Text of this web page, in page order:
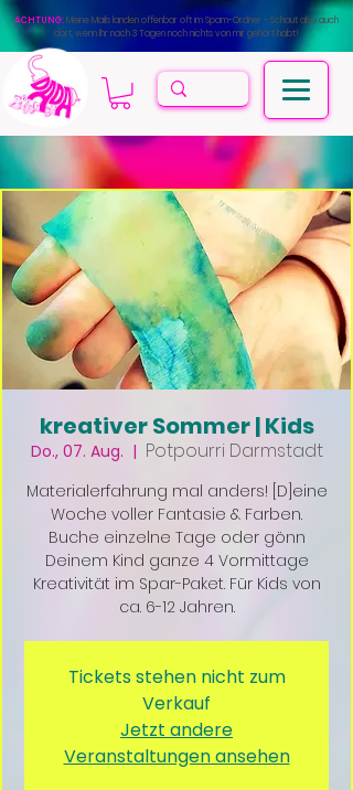
ACHTUNG:Meine Mails landen offenbar oft im Spam-Ordner - Schaut also auch
dort, wenn Ihr nach 3 Tagen noch nichts von mir gehört habt!
kreativer Sommer | Kids
Do., 07. Aug.
  |
Potpourri Darmstadt
Materialerfahrung mal anders! [D]eine
Woche voller Fantasie & Farben.
Buche einzelne Tage oder gönn
Deinem Kind ganze 4 Vormittage
Kreativität im Spar-Paket. Für Kids von
ca. 6-12 Jahren.
Tickets stehen nicht zum
Verkauf
Jetzt andere
Veranstaltungen ansehen